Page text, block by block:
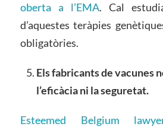
oberta a l’EMA. Cal
d’aquestes teràpies
obligatòries.
Els fabricants de vacunes
l’eficàcia ni la seguretat.
Esteemed Belgium